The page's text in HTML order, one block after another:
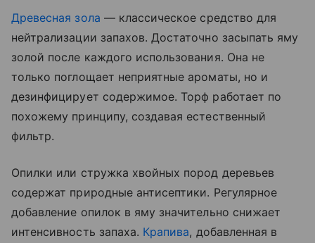
Древесная зола — классическое средство для
нейтрализации запахов. Достаточно засыпать яму
золой после каждого использования. Она не
только поглощает неприятные ароматы, но и
дезинфицирует содержимое. Торф работает по
похожему принципу, создавая естественный
фильтр.
Опилки или стружка хвойных пород деревьев
содержат природные антисептики. Регулярное
добавление опилок в яму значительно снижает
интенсивность запаха. Крапива, добавленная в